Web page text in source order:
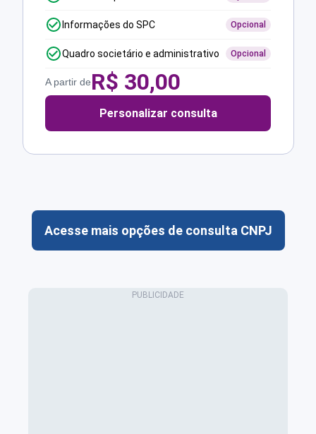
Informações do SPC Opcional
Quadro societário e administrativo Opcional
A partir deR$ 30,00
Personalizar consulta
Acesse mais opções de consulta CNPJ